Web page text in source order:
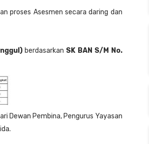
proses Asesmen secara daring dan
berdasarkan SK BAN S/M No.
Dewan Pembina, Pengurus Yayasan